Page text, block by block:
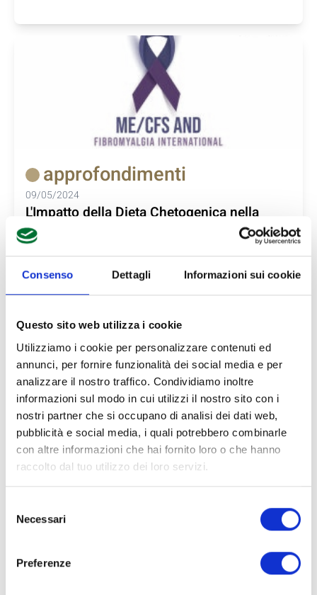
Consenso Dettagli Informazioni sui cookie
Questo sito web utilizza i cookie
Utilizziamo i cookie per personalizzare contenuti ed
annunci, per fornire funzionalità dei social media e per
analizzare il nostro traffico. Condividiamo inoltre
informazioni sul modo in cui utilizzi il nostro sito con i
nostri partner che si occupano di analisi dei dati web,
pubblicità e social media, i quali potrebbero combinarle
con altre informazioni che hai fornito loro o che hanno
raccolto dal tuo utilizzo dei loro servizi.
delNecessari
Preferenze
approfondimenti
09/05/2024
L'Impatto della Dieta Chetogenica nella
Fibromialgia: Uno Studio Promettente
Scopri come la dieta chetogenica potrebbe offrire
sollievo ai...
approfondimenti
Scopri i segreti del successo a lungo termine con...